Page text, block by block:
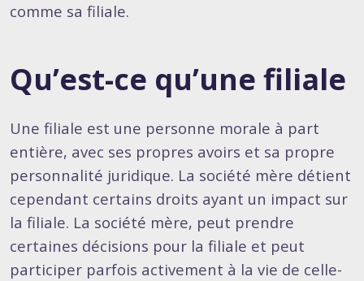
comme sa filiale.
Qu’est-ce qu’une filiale
Une filiale est une personne morale à part
entière, avec ses propres avoirs et sa propre
personnalité juridique. La société mère détient
cependant certains droits ayant un impact sur
la filiale. La société mère, peut prendre
certaines décisions pour la filiale et peut
participer parfois activement à la vie de celle-